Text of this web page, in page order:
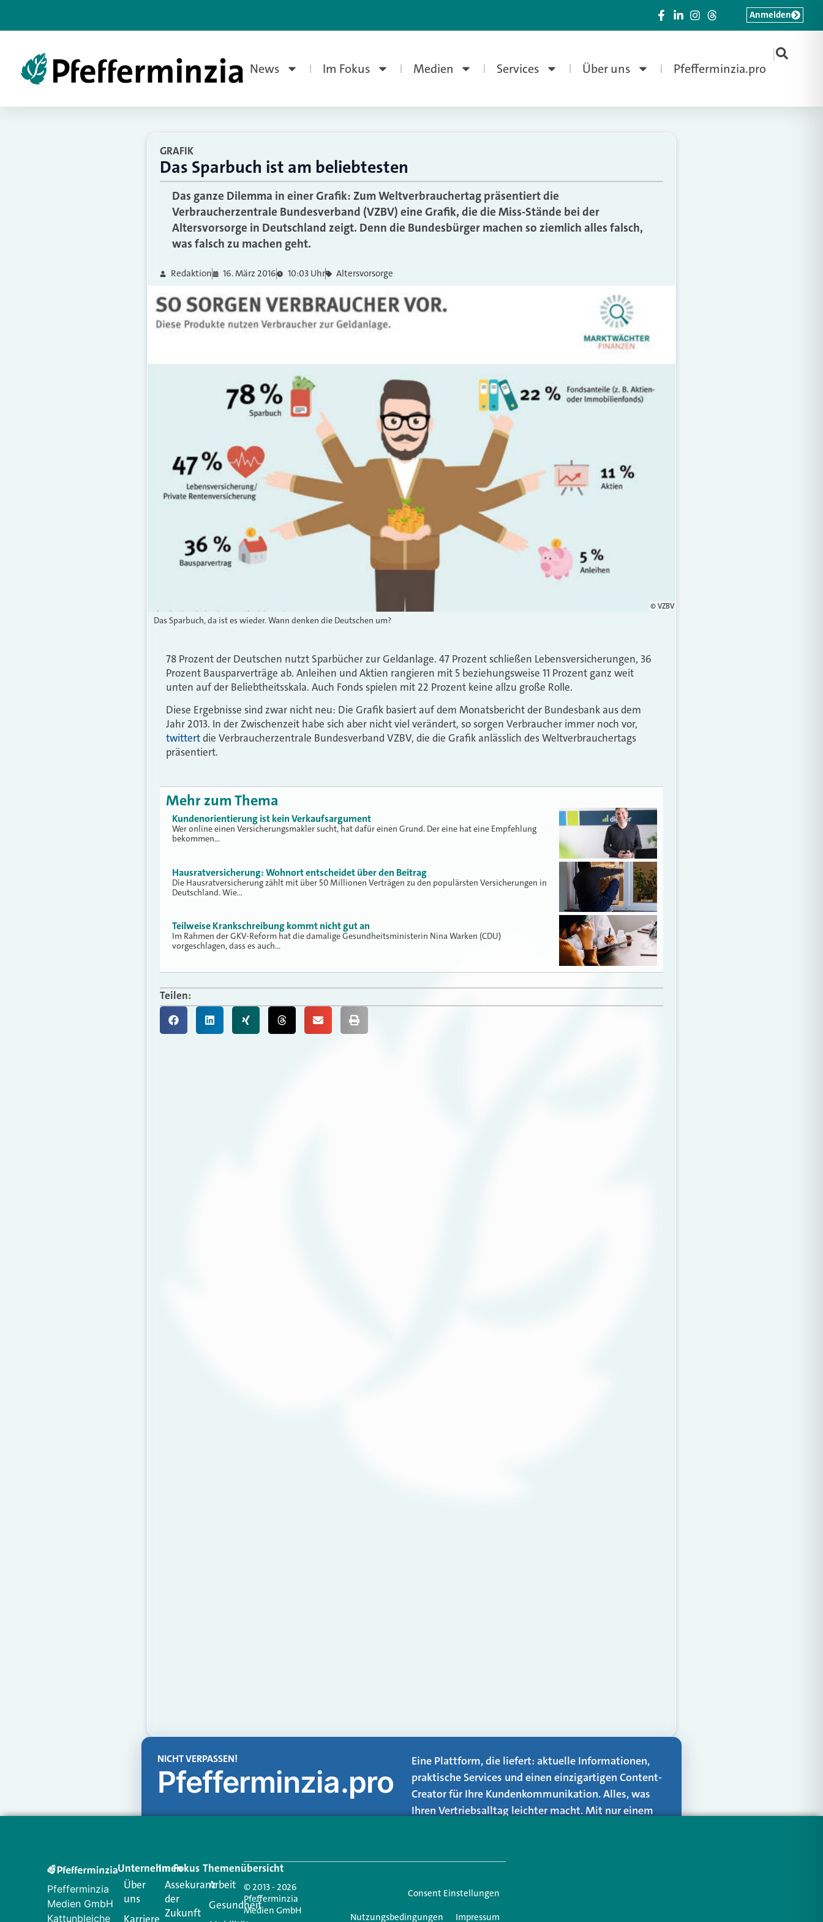
News Im Fokus Medien Services Über uns Pfefferminzia.pro
|
Anmelden
GRAFIK
Das Sparbuch ist am beliebtesten
Das ganze Dilemma in einer Grafik: Zum Weltverbrauchertag präsentiert die
Verbraucherzentrale Bundesverband (VZBV) eine Grafik, die die Miss-Stände bei der
Altersvorsorge in Deutschland zeigt. Denn die Bundesbürger machen so ziemlich alles falsch,
was falsch zu machen geht.
Redaktion 16. März 2016 10:03 Uhr Altersvorsorge
© VZBV
Das Sparbuch, da ist es wieder. Wann denken die Deutschen um?
78 Prozent der Deutschen nutzt Sparbücher zur Geldanlage. 47 Prozent schließen Lebensversicherungen, 36
Prozent Bausparverträge ab. Anleihen und Aktien rangieren mit 5 beziehungsweise 11 Prozent ganz weit
unten auf der Beliebtheitsskala. Auch Fonds spielen mit 22 Prozent keine allzu große Rolle.
Diese Ergebnisse sind zwar nicht neu: Die Grafik basiert auf dem Monatsbericht der Bundesbank aus dem
Jahr 2013. In der Zwischenzeit habe sich aber nicht viel verändert, so sorgen Verbraucher immer noch vor,
twittertdie Verbraucherzentrale Bundesverband VZBV, die die Grafik anlässlich des Weltverbrauchertags
präsentiert.
Mehr zum Thema
Kundenorientierung ist kein Verkaufsargument
Wer online einen Versicherungsmakler sucht, hat dafür einen Grund. Der eine hat eine Empfehlung
bekommen…
Hausratversicherung: Wohnort entscheidet über den Beitrag
Die Hausratversicherung zählt mit über 50 Millionen Verträgen zu den populärsten Versicherungen in
Deutschland. Wie…
Teilweise Krankschreibung kommt nicht gut an
Im Rahmen der GKV-Reform hat die damalige Gesundheitsministerin Nina Warken (CDU)
vorgeschlagen, dass es auch…
Teilen:
NICHT VERPASSEN!
Pfefferminzia.pro
Eine Plattform, die liefert: aktuelle Informationen,
praktische Services und einen einzigartigen Content-
Creator für Ihre Kundenkommunikation. Alles, was
Ihren Vertriebsalltag leichter macht. Mit nur einem
Pfefferminzia
Medien GmbH
Kattunbleiche
Unternehmen
Über
uns
Karriere
Im Fokus
Assekuranz
der
Zukunft
Themenübersicht
Arbeit
Gesundheit
© 2013 - 2026
Pfefferminzia
Medien GmbH
Consent Einstellungen
Nutzungsbedingungen
Impressum